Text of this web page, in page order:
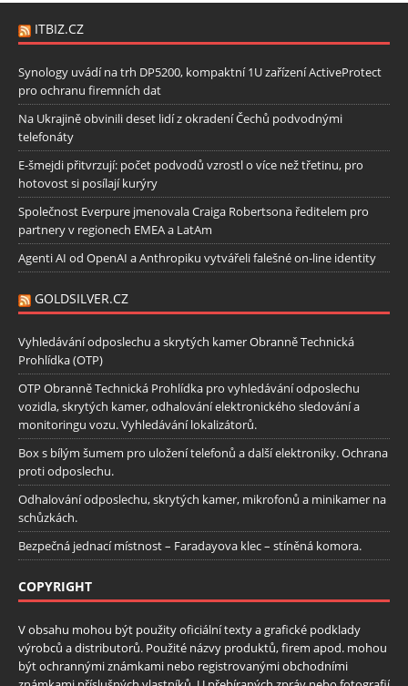
ITBIZ.CZ
Synology uvádí na trh DP5200, kompaktní 1U zařízení ActiveProtect
pro ochranu firemních dat
Na Ukrajině obvinili deset lidí z okradení Čechů podvodnými
telefonáty
E-šmejdi přitvrzují: počet podvodů vzrostl o více než třetinu, pro
hotovost si posílají kurýry
Společnost Everpure jmenovala Craiga Robertsona ředitelem pro
partnery v regionech EMEA a LatAm
Agenti AI od OpenAI a Anthropiku vytvářeli falešné on-line identity
GOLDSILVER.CZ
Vyhledávání odposlechu a skrytých kamer Obranně Technická
Prohlídka (OTP)
OTP Obranně Technická Prohlídka pro vyhledávání odposlechu
vozidla, skrytých kamer, odhalování elektronického sledování a
monitoringu vozu. Vyhledávání lokalizátorů.
Box s bílým šumem pro uložení telefonů a další elektroniky. Ochrana
proti odposlechu.
Odhalování odposlechu, skrytých kamer, mikrofonů a minikamer na
schůzkách.
Bezpečná jednací místnost – Faradayova klec – stíněná komora.
COPYRIGHT
V obsahu mohou být použity oficiální texty a grafické podklady
výrobců a distributorů. Použité názvy produktů, firem apod. mohou
být ochrannými známkami nebo registrovanými obchodními